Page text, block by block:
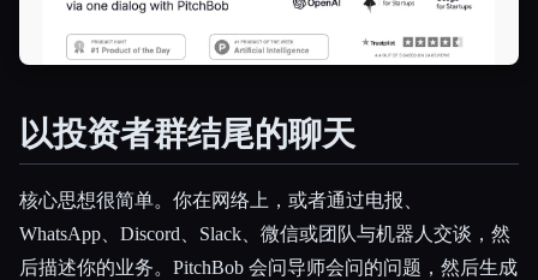
Esc
以投资者群结尾的聊天
核心思想很简单。你在网络上，或者通过电报、
WhatsApp、Discord、Slack、微信或团队与机器人交谈，然
后描述你的业务。PitchBob 会问导师会问的问题，然后生成